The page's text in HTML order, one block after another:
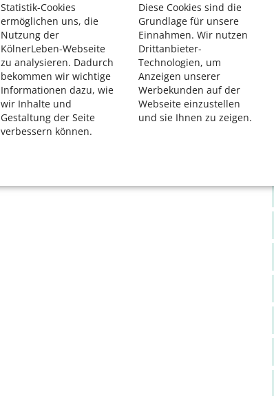
Statistik-Cookies
ermöglichen uns, die
Nutzung der
KölnerLeben-Webseite
zu analysieren. Dadurch
bekommen wir wichtige
Informationen dazu, wie
wir Inhalte und
Gestaltung der Seite
verbessern können.
Diese Cookies sind die
Grundlage für unsere
Einnahmen. Wir nutzen
Drittanbieter-
Technologien, um
Anzeigen unserer
Werbekunden auf der
Webseite einzustellen
und sie Ihnen zu zeigen.